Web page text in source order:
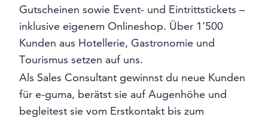
Gutscheinen sowie Event- und Eintrittstickets –
inklusive eigenem Onlineshop. Über 1’500
Kunden aus Hotellerie, Gastronomie und
Tourismus setzen auf uns.
Als Sales Consultant gewinnst du neue Kunden
für e-guma, berätst sie auf Augenhöhe und
begleitest sie vom Erstkontakt bis zum